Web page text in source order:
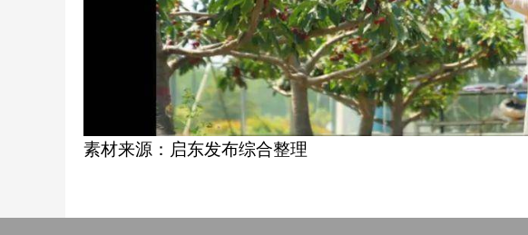
素材来源：启东发布综合整理